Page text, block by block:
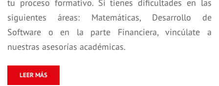
tu proceso formativo. Si tienes dificultades en las
siguientes áreas: Matemáticas, Desarrollo de
Software o en la parte Financiera, vincúlate a
nuestras asesorías académicas.
LEER MÁS